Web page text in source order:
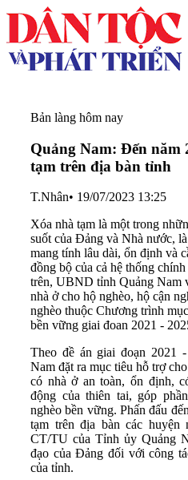
Bản làng hôm nay
Quảng Nam: Đến năm
tạm trên địa bàn tỉnh
T.Nhân• 19/07/2023 13:25
Xóa nhà tạm là một trong
suốt của Đảng và Nhà nước,
mang tính lâu dài, ổn định và
đồng bộ của cả hệ thống
trên, UBND tỉnh Quảng Nam
nhà ở cho hộ nghèo, hộ cận
nghèo thuộc Chương trình
bền vững giai đoan 2021 -
Theo đề án giai đoạn 2021
Nam đặt ra mục tiêu hỗ trợ
có nhà ở an toàn, ổn định,
động của thiên tai, góp
nghèo bền vững. Phấn đấu
tạm trên địa bàn các
CT/TU của Tỉnh ủy Quảng
đạo của Đảng đối với công
của tỉnh.